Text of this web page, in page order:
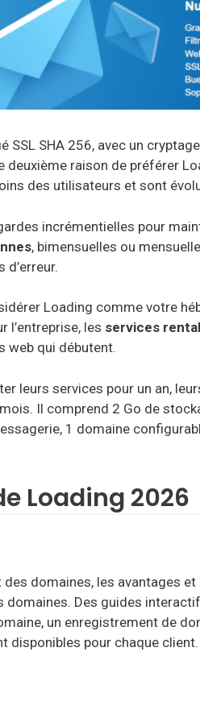
SSL SHA 256, avec un
deuxième raison de préférer
des utilisateurs et sont
incrémentielles pour
, bimensuelles ou
Loading comme votre
l’entreprise, les services
web qui débutent.
leurs services pour un an,
Il comprend 2 Go de
1 domaine
Loading 2026
des domaines, les avantages
domaines. Des guides
un enregistrement de
disponibles pour chaque client.